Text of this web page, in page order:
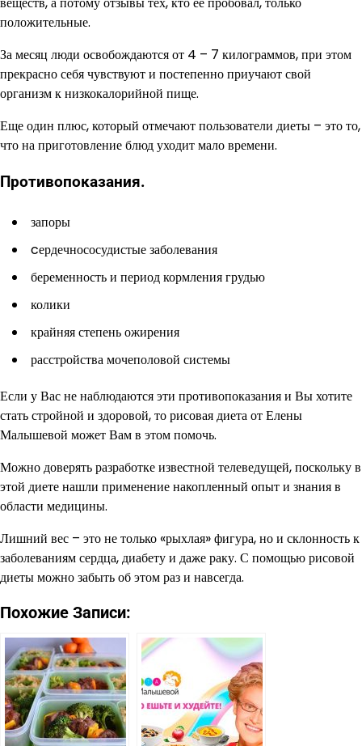
положительные.
За месяц люди освобождаются от 4 – 7 килограммов, при этом
прекрасно себя чувствуют и постепенно приучают свой
организм к низкокалорийной пище.
Еще один плюс, который отмечают пользователи диеты – это то,
что на приготовление блюд уходит мало времени.
Противопоказания.
запоры
cердечнососудистые заболевания
беременность и период кормления грудью
колики
крайняя степень ожирения
расстройства мочеполовой системы
Если у Вас не наблюдаются эти противопоказания и Вы хотите
стать стройной и здоровой, то рисовая диета от Елены
Малышевой может Вам в этом помочь.
Можно доверять разработке известной телеведущей, поскольку в
этой диете нашли применение накопленный опыт и знания в
области медицины.
Лишний вес – это не только «рыхлая» фигура, но и склонность к
заболеваниям сердца, диабету и даже раку. С помощью рисовой
диеты можно забыть об этом раз и навсегда.
Похожие Записи: